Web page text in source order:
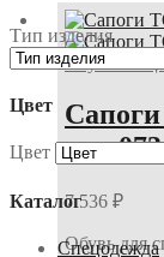
Обувь
сап-
7 536 ₽
Обувь для
Тип изделия
Цвет
Цвет
Каталог
Спецодежда